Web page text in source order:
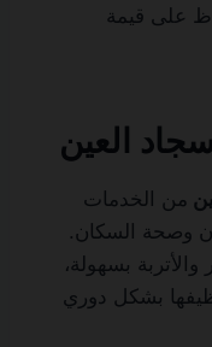
على قيمة
العين
من الخدمات
وصحة السكان.
بسهولة،
بشكل دوري